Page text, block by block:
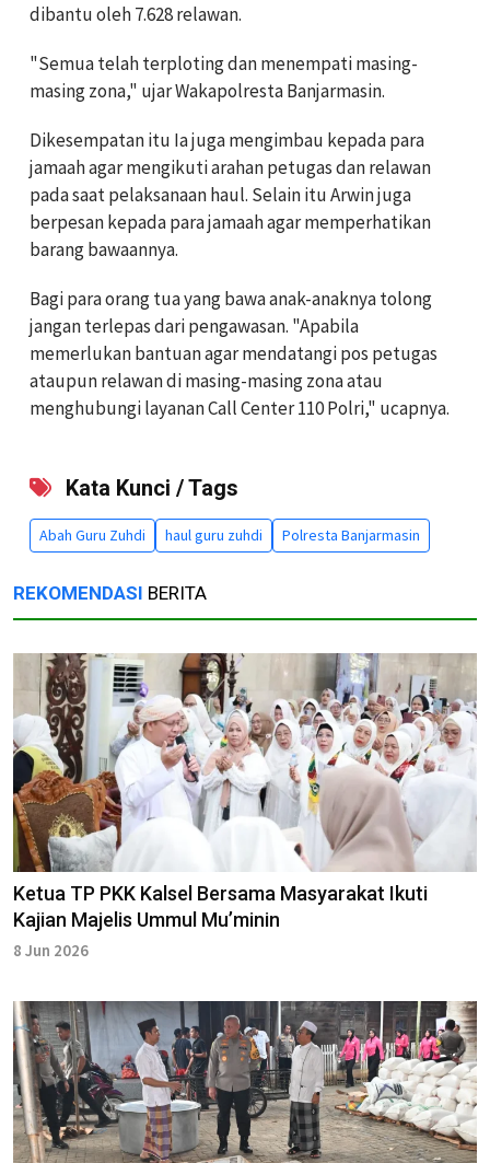
dibantu oleh 7.628 relawan.
"Semua telah terploting dan menempati masing-
masing zona," ujar Wakapolresta Banjarmasin.
Dikesempatan itu Ia juga mengimbau kepada para
jamaah agar mengikuti arahan petugas dan relawan
pada saat pelaksanaan haul. Selain itu Arwin juga
berpesan kepada para jamaah agar memperhatikan
barang bawaannya.
Bagi para orang tua yang bawa anak-anaknya tolong
jangan terlepas dari pengawasan. "Apabila
memerlukan bantuan agar mendatangi pos petugas
ataupun relawan di masing-masing zona atau
menghubungi layanan Call Center 110 Polri," ucapnya.
Kata Kunci / Tags
Abah Guru Zuhdi haul guru zuhdi Polresta Banjarmasin
REKOMENDASI BERITA
Ketua TP PKK Kalsel Bersama Masyarakat Ikuti
Kajian Majelis ‎Ummul Mu’minin
8 Jun 2026